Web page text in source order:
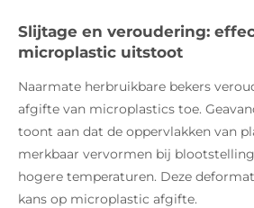
Slijtage en veroudering:
microplastic uitstoot
Naarmate herbruikbare bekers
afgifte van microplastics toe.
toont aan dat de oppervlakken van
merkbaar vervormen bij
hogere temperaturen. Deze
kans op microplastic afgifte.